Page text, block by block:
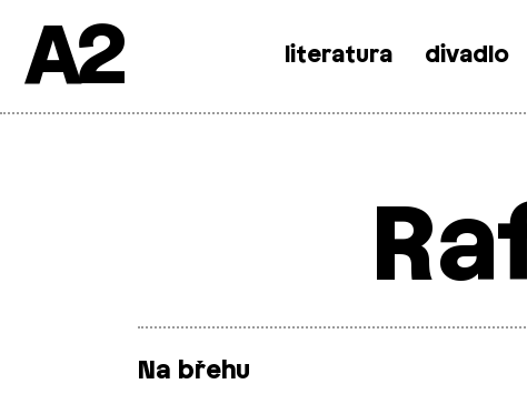
SkipA2 literatura divadlo
Na břehu